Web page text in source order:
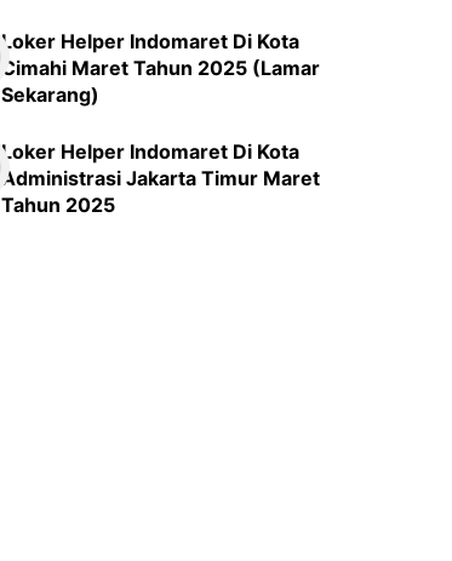
Loker Helper Indomaret Di Kota
Cimahi Maret Tahun 2025 (Lamar
Sekarang)
Loker Helper Indomaret Di Kota
Administrasi Jakarta Timur Maret
Tahun 2025